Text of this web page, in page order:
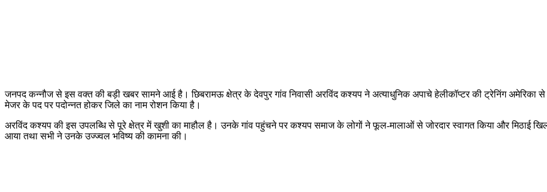
जनपद कन्नौज से इस वक्त की बड़ी खबर सामने आई है। छिबरामऊ क्षेत्र के देवपुर गांव निवासी अरविंद कश्यप ने अत्याधुनिक अपाचे हेलीकॉप्टर की ट्रेनिंग अमेरिका से
मेजर के पद पर पदोन्नत होकर जिले का नाम रोशन किया है।
अरविंद कश्यप की इस उपलब्धि से पूरे क्षेत्र में खुशी का माहौल है। उनके गांव पहुंचने पर कश्यप समाज के लोगों ने फूल-मालाओं से जोरदार स्वागत किया और मिठाई
आया तथा सभी ने उनके उज्ज्वल भविष्य की कामना की।